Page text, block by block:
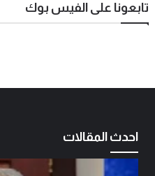
تابعونا على الفيس بوك
احدث المقالات